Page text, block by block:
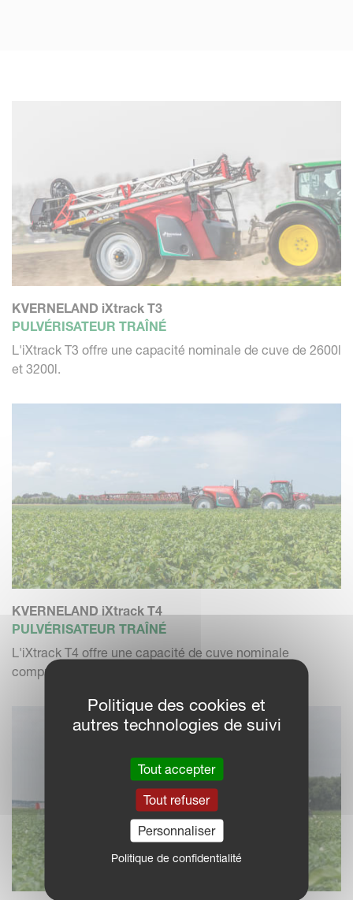
KVERNELAND iXtrack T3
PULVÉRISATEUR TRAÎNÉ
L'iXtrack T3 offre une capacité nominale de cuve de 2600l
et 3200l.
KVERNELAND iXtrack T4
PULVÉRISATEUR TRAÎNÉ
L'iXtrack T4 offre une capacité de cuve nominale
comprise entre 3800l...
Politique des cookies et
autres technologies de suivi
Tout accepter
Tout refuser
Personnaliser
Politique de confidentialité